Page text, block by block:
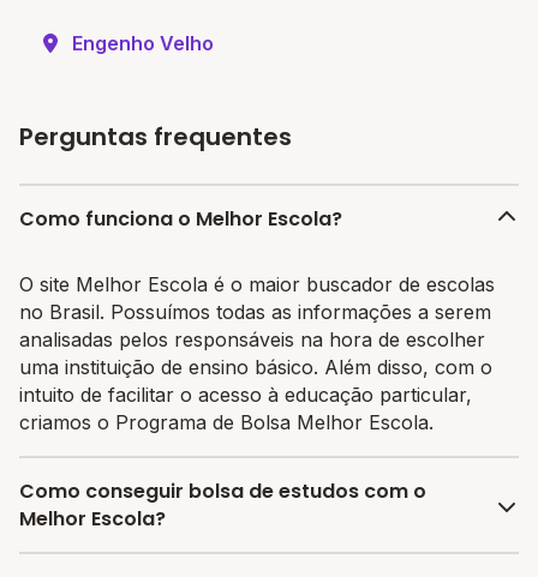
Engenho Velho
Perguntas frequentes
Como funciona o Melhor Escola?
O site Melhor Escola é o maior buscador de escolas
no Brasil. Possuímos todas as informações a serem
analisadas pelos responsáveis na hora de escolher
uma instituição de ensino básico. Além disso, com o
intuito de facilitar o acesso à educação particular,
criamos o Programa de Bolsa Melhor Escola.
Como conseguir bolsa de estudos com o
Melhor Escola?